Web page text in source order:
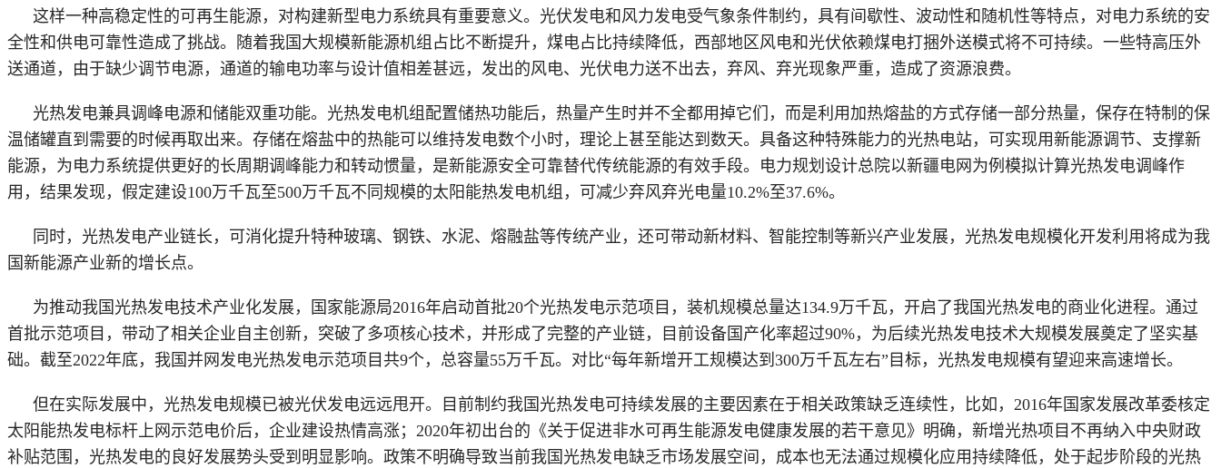
这样一种高稳定性的可再生能源，对构建新型电力系统具有重要意义。光伏发电和风力发电受气象条件制约，具有间歇性、波动性和随机性等特点，对电力系统的安
全性和供电可靠性造成了挑战。随着我国大规模新能源机组占比不断提升，煤电占比持续降低，西部地区风电和光伏依赖煤电打捆外送模式将不可持续。一些特高压外
送通道，由于缺少调节电源，通道的输电功率与设计值相差甚远，发出的风电、光伏电力送不出去，弃风、弃光现象严重，造成了资源浪费。
光热发电兼具调峰电源和储能双重功能。光热发电机组配置储热功能后，热量产生时并不全都用掉它们，而是利用加热熔盐的方式存储一部分热量，保存在特制的保
温储罐直到需要的时候再取出来。存储在熔盐中的热能可以维持发电数个小时，理论上甚至能达到数天。具备这种特殊能力的光热电站，可实现用新能源调节、支撑新
能源，为电力系统提供更好的长周期调峰能力和转动惯量，是新能源安全可靠替代传统能源的有效手段。电力规划设计总院以新疆电网为例模拟计算光热发电调峰作
用，结果发现，假定建设100万千瓦至500万千瓦不同规模的太阳能热发电机组，可减少弃风弃光电量10.2%至37.6%。
同时，光热发电产业链长，可消化提升特种玻璃、钢铁、水泥、熔融盐等传统产业，还可带动新材料、智能控制等新兴产业发展，光热发电规模化开发利用将成为我
国新能源产业新的增长点。
为推动我国光热发电技术产业化发展，国家能源局2016年启动首批20个光热发电示范项目，装机规模总量达134.9万千瓦，开启了我国光热发电的商业化进程。通过
首批示范项目，带动了相关企业自主创新，突破了多项核心技术，并形成了完整的产业链，目前设备国产化率超过90%，为后续光热发电技术大规模发展奠定了坚实基
础。截至2022年底，我国并网发电光热发电示范项目共9个，总容量55万千瓦。对比“每年新增开工规模达到300万千瓦左右”目标，光热发电规模有望迎来高速增长。
但在实际发展中，光热发电规模已被光伏发电远远甩开。目前制约我国光热发电可持续发展的主要因素在于相关政策缺乏连续性，比如， 2016年国家发展改革委核定
太阳能热发电标杆上网示范电价后，企业建设热情高涨；2020年初出台的《关于促进非水可再生能源发电健康发展的若干意见》明确，新增光热项目不再纳入中央财政
补贴范围，光热发电的良好发展势头受到明显影响。政策不明确导致当前我国光热发电缺乏市场发展空间，成本也无法通过规模化应用持续降低，处于起步阶段的光热